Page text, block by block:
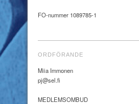
FO-nummer 1089785-1
ORDFÖRANDE
Miia Immonen
pj@sel.fi
MEDLEMSOMBUD